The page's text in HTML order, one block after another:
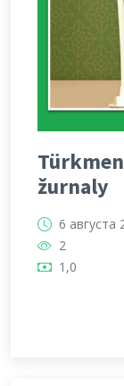
žurnaly
6 августа
2
1,0